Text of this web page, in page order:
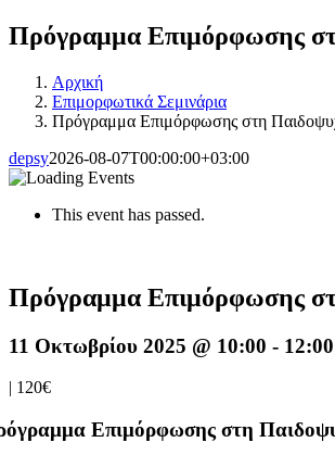
Πρόγραμμα Επιμόρφωσης
Αρχική
Επιμορφωτικά Σεμινάρια
Πρόγραμμα Επιμόρφωσης στη
depsy2026-08-07T00:00:00+03:00
This event has passed.
Πρόγραμμα Επιμόρφωσης
11 Οκτωβρίου 2025 @ 10:00 - 12:00
| 120€
Επιμόρφωσης στη